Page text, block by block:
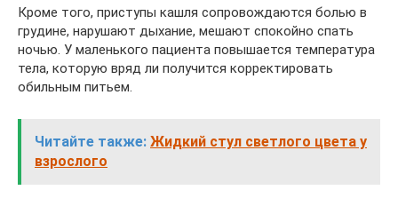
Кроме того, приступы кашля сопровождаются болью в
грудине, нарушают дыхание, мешают спокойно спать
ночью. У маленького пациента повышается температура
тела, которую вряд ли получится корректировать
обильным питьем.
Читайте также: Жидкий стул светлого цвета у
взрослого